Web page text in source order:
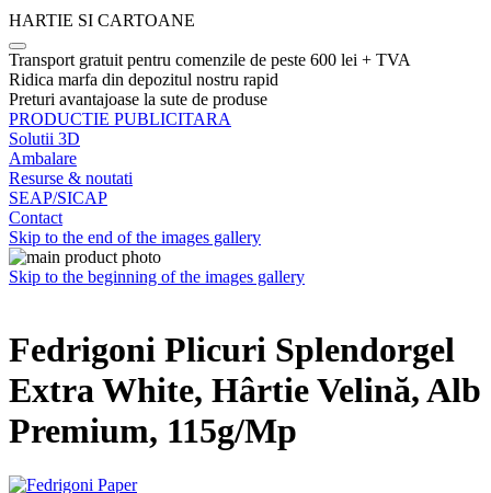
HARTIE SI CARTOANE
Transport gratuit pentru comenzile de peste 600 lei + TVA
Ridica marfa din depozitul nostru rapid
Preturi avantajoase la sute de produse
PRODUCTIE PUBLICITARA
Solutii 3D
Ambalare
Resurse & noutati
SEAP/SICAP
Contact
Skip to the end of the images gallery
Skip to the beginning of the images gallery
Fedrigoni Plicuri Splendorgel
Extra White, Hârtie Velină, Alb
Premium, 115g/Mp